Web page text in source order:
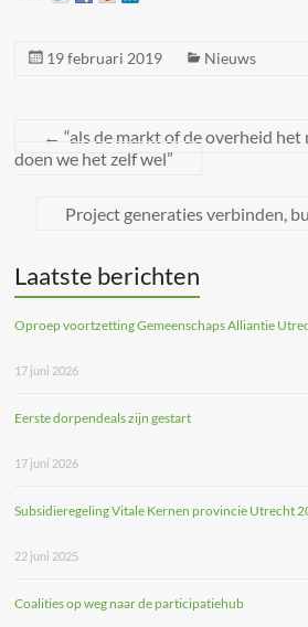
19 februari 2019 Nieuws
← “als de markt of de overheid
doen we het zelf wel”
Project generaties verbinden,
Laatste berichten
Oproep voortzetting Gemeenschaps Alliantie
17 juni 2026
Eerste dorpendeals zijn gestart
17 juni 2026
Subsidieregeling Vitale Kernen provincie Utrecht
22 juni 2025
Coalities op weg naar de participatiehub